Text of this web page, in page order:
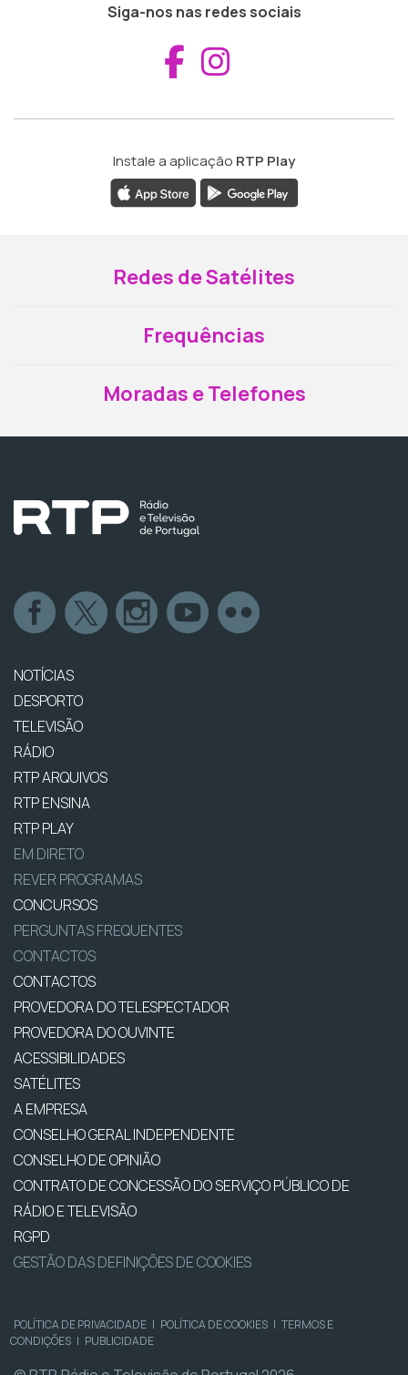
Siga-nos nas redes sociais
Aceder ao
Instale a aplicação RTP Play
Redes de Satélites
Frequências
Moradas e Telefones
NOTÍCIAS
DESPORTO
TELEVISÃO
RÁDIO
RTP ARQUIVOS
RTP ENSINA
RTP PLAY
EM DIRETO
REVER PROGRAMAS
CONCURSOS
PERGUNTAS FREQUENTES
CONTACTOS
CONTACTOS
PROVEDORA DO TELESPECTADOR
PROVEDORA DO OUVINTE
ACESSIBILIDADES
SATÉLITES
A EMPRESA
CONSELHO GERAL INDEPENDENTE
CONSELHO DE OPINIÃO
CONTRATO DE CONCESSÃO DO SERVIÇO PÚBLICO DE
RÁDIO E TELEVISÃO
RGPD
GESTÃO DAS DEFINIÇÕES DE COOKIES
POLÍTICA DE PRIVACIDADE | POLÍTICA DE COOKIES | TERMOS E
CONDIÇÕES | PUBLICIDADE